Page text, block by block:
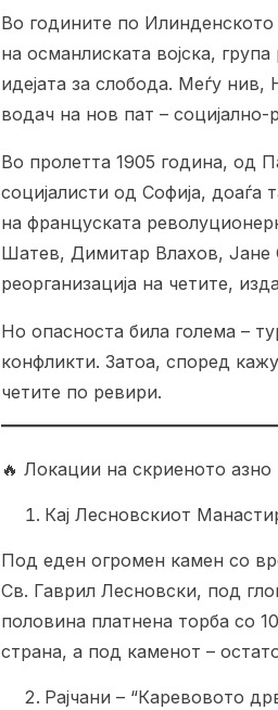
Во годините по Илинденското
на османлиската војска,
идејата за слобода. Меѓу
водач на нов пат –
Во пролетта 1905 година, од
социјалисти од Софија,
на француската
Шатев, Димитар Влахов, Јане
реорганизација на четите,
Но опасноста била голема –
конфликти. Затоа, според
четите по ревири.
🔥 Локации на скриеното азно
Кај Лесновскиот
Под еден огромен камен со
Св. Гаврил Лесновски, под
половина платнена торба со
страна, а под каменот –
Рајчани – “Каревовото